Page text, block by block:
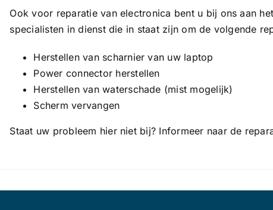
Ook voor reparatie van electronica bent u bij ons aan
specialisten in dienst die in staat zijn om de volgende
Herstellen van scharnier van uw laptop
Power connector herstellen
Herstellen van waterschade (mist mogelijk)
Scherm vervangen
Staat uw probleem hier niet bij? Informeer naar de